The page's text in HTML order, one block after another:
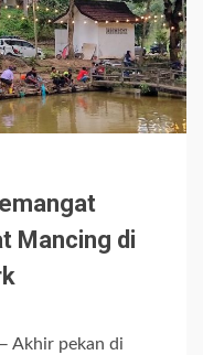
Mancing di
Akhir pekan di